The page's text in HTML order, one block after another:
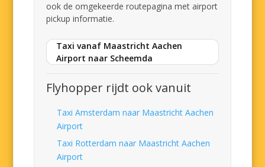
ook de omgekeerde routepagina met airport
pickup informatie.
Taxi vanaf Maastricht Aachen
Airport naar Scheemda
Flyhopper rijdt ook vanuit
Taxi Amsterdam naar Maastricht Aachen
Airport
Taxi Rotterdam naar Maastricht Aachen
Airport